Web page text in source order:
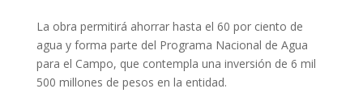
La obra permitirá ahorrar hasta el 60 por ciento de
agua y forma parte del Programa Nacional de Agua
para el Campo, que contempla una inversión de 6 mil
500 millones de pesos en la entidad.